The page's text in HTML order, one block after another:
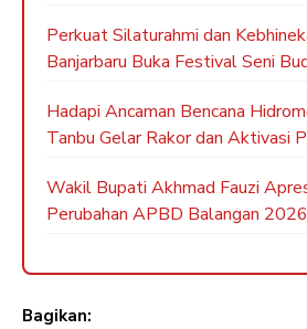
Perkuat Silaturahmi dan
Banjarbaru Buka Festival Seni
Hadapi Ancaman Bencana
Tanbu Gelar Rakor dan Aktivasi
Wakil Bupati Akhmad Fauzi
Perubahan APBD Balangan 2026
Bagikan: